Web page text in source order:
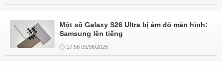
Một số Galaxy S26 Ultra bị ám đỏ màn hình:
Samsung lên tiếng
17:58 05/08/2026